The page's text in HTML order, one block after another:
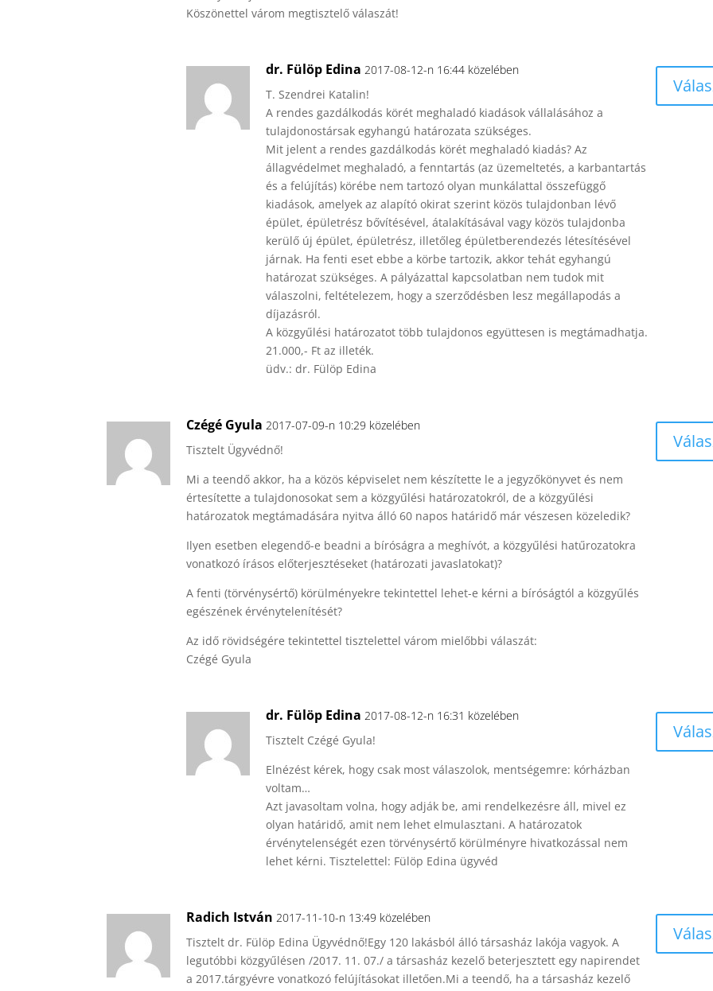
Köszönettel várom megtisztelő válaszát!
dr. Fülöp Edina 2017-08-12-n 16:44 közelében
T. Szendrei Katalin!
A rendes gazdálkodás körét meghaladó kiadások vállalásához a
tulajdonostársak egyhangú határozata szükséges.
Mit jelent a rendes gazdálkodás körét meghaladó kiadás? Az
állagvédelmet meghaladó, a fenntartás (az üzemeltetés, a karbantartás
és a felújítás) körébe nem tartozó olyan munkálattal összefüggő
kiadások, amelyek az alapító okirat szerint közös tulajdonban lévő
épület, épületrész bővítésével, átalakításával vagy közös tulajdonba
kerülő új épület, épületrész, illetőleg épületberendezés létesítésével
járnak. Ha fenti eset ebbe a körbe tartozik, akkor tehát egyhangú
határozat szükséges. A pályázattal kapcsolatban nem tudok mit
válaszolni, feltételezem, hogy a szerződésben lesz megállapodás a
díjazásról.
A közgyűlési határozatot több tulajdonos együttesen is megtámadhatja.
21.000,- Ft az illeték.
üdv.: dr. Fülöp Edina
Czégé Gyula 2017-07-09-n 10:29 közelében
Tisztelt Ügyvédnő!
Mi a teendő akkor, ha a közös képviselet nem készítette le a jegyzőkönyvet és nem
értesítette a tulajdonosokat sem a közgyűlési határozatokról, de a közgyűlési
határozatok megtámadására nyitva álló 60 napos határidő már vészesen közeledik?
Ilyen esetben elegendő-e beadni a bíróságra a meghívót, a közgyűlési hatűrozatokra
vonatkozó írásos előterjesztéseket (határozati javaslatokat)?
A fenti (törvénysértő) körülményekre tekintettel lehet-e kérni a bíróságtól a közgyűlés
egészének érvénytelenítését?
Az idő rövidségére tekintettel tisztelettel várom mielőbbi válaszát:
Czégé Gyula
dr. Fülöp Edina 2017-08-12-n 16:31 közelében
Tisztelt Czégé Gyula!
Elnézést kérek, hogy csak most válaszolok, mentségemre: kórházban
voltam…
Azt javasoltam volna, hogy adják be, ami rendelkezésre áll, mivel ez
olyan határidő, amit nem lehet elmulasztani. A határozatok
érvénytelenségét ezen törvénysértő körülményre hivatkozással nem
lehet kérni. Tisztelettel: Fülöp Edina ügyvéd
Radich István 2017-11-10-n 13:49 közelében
Tisztelt dr. Fülöp Edina Ügyvédnő!Egy 120 lakásból álló társasház lakója vagyok. A
legutóbbi közgyűlésen /2017. 11. 07./ a társasház kezelő beterjesztett egy napirendet
a 2017.tárgyévre vonatkozó felújításokat illetően.Mi a teendő, ha a társasház kezelő